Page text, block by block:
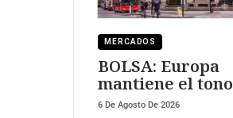
MERCADOS
BOLSA: Europa
mantiene el tono
positivo
6 De Agosto De 2026